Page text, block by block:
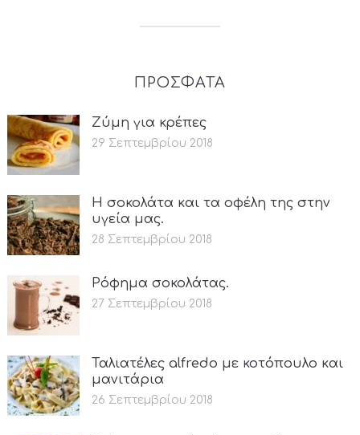
ΠΡΟΣΦΑΤΑ
Ζύμη για κρέπες
29 Σεπτεμβρίου 2018
Η σοκολάτα και τα οφέλη της στην
υγεία μας.
28 Σεπτεμβρίου 2018
Ρόφημα σοκολάτας.
27 Σεπτεμβρίου 2018
Ταλιατέλες alfredo με κοτόπουλο και
μανιτάρια
26 Σεπτεμβρίου 2018